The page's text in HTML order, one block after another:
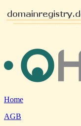
Home
AGB